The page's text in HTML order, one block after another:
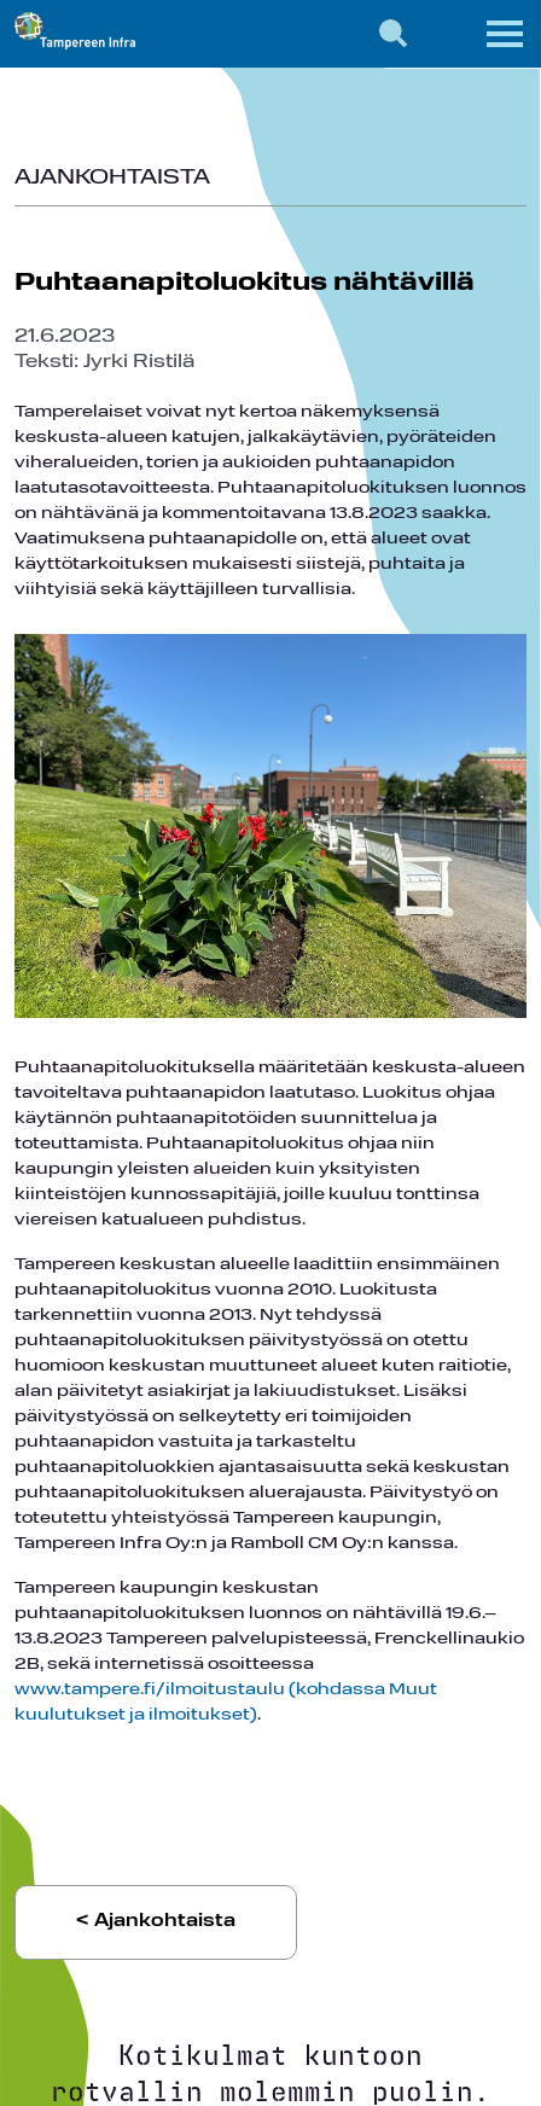
AJANKOHTAISTA
Puhtaanapitoluokitus nähtävillä
21.6.2023
Teksti: Jyrki Ristilä
Tamperelaiset voivat nyt kertoa näkemyksensä
keskusta-alueen katujen, jalkakäytävien, pyöräteiden
viheralueiden, torien ja aukioiden puhtaanapidon
laatutasotavoitteesta. Puhtaanapitoluokituksen luonnos
on nähtävänä ja kommentoitavana 13.8.2023 saakka.
Vaatimuksena puhtaanapidolle on, että alueet ovat
käyttötarkoituksen mukaisesti siistejä, puhtaita ja
viihtyisiä sekä käyttäjilleen turvallisia.
Puhtaanapitoluokituksella määritetään keskusta-alueen
tavoiteltava puhtaanapidon laatutaso. Luokitus ohjaa
käytännön puhtaanapitotöiden suunnittelua ja
toteuttamista. Puhtaanapitoluokitus ohjaa niin
kaupungin yleisten alueiden kuin yksityisten
kiinteistöjen kunnossapitäjiä, joille kuuluu tonttinsa
viereisen katualueen puhdistus.
Tampereen keskustan alueelle laadittiin ensimmäinen
puhtaanapitoluokitus vuonna 2010. Luokitusta
tarkennettiin vuonna 2013. Nyt tehdyssä
puhtaanapitoluokituksen päivitystyössä on otettu
huomioon keskustan muuttuneet alueet kuten raitiotie,
alan päivitetyt asiakirjat ja lakiuudistukset. Lisäksi
päivitystyössä on selkeytetty eri toimijoiden
puhtaanapidon vastuita ja tarkasteltu
puhtaanapitoluokkien ajantasaisuutta sekä keskustan
puhtaanapitoluokituksen aluerajausta. Päivitystyö on
toteutettu yhteistyössä Tampereen kaupungin,
Tampereen Infra Oy:n ja Ramboll CM Oy:n kanssa.
Tampereen kaupungin keskustan
puhtaanapitoluokituksen luonnos on nähtävillä 19.6.–
13.8.2023 Tampereen palvelupisteessä, Frenckellinaukio
2B, sekä internetissä osoitteessa
www.tampere.fi/ilmoitustaulu (kohdassa Muut
kuulutukset ja ilmoitukset).
< Ajankohtaista
Kotikulmat kuntoon
rotvallin molemmin puolin.